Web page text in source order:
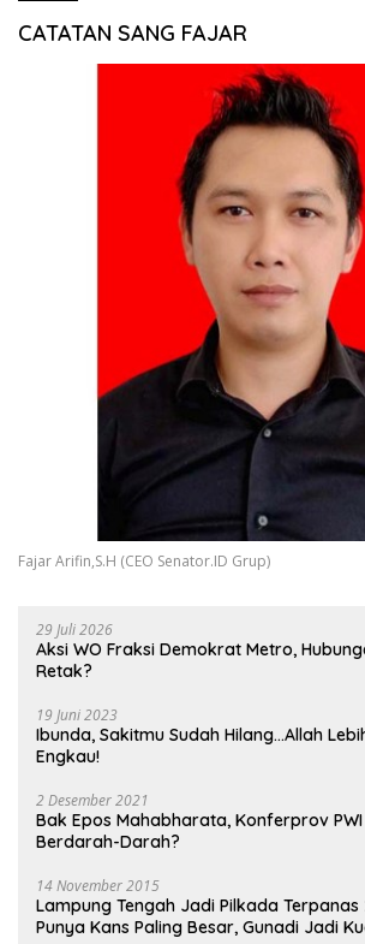
CATATAN SANG FAJAR
Fajar Arifin,S.H (CEO Senator.ID Grup)
29 Juli 2026
Aksi WO Fraksi Demokrat Metro,
Retak?
19 Juni 2023
Ibunda, Sakitmu Sudah Hilang…Allah
Engkau!
2 Desember 2021
Bak Epos Mahabharata, Konferprov
Berdarah-Darah?
14 November 2015
Lampung Tengah Jadi Pilkada Terpanas
Punya Kans Paling Besar, Gunadi Jadi